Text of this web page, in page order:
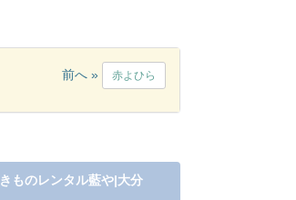
前へ » 赤よひら
きものレンタル藍や|大分